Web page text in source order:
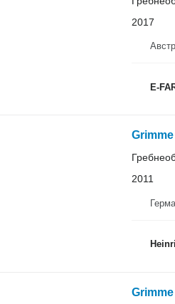
2017
E-
2011